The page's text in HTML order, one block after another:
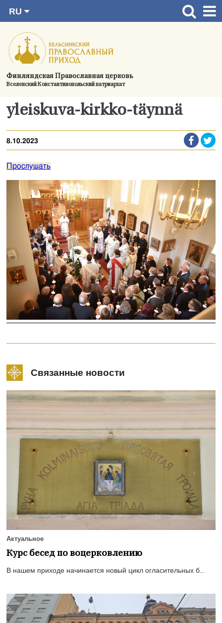
содержимому
Финляндская Православная церковь
Вселенский Константинопольский патриархат
RU
SV
EN
UA
Главная страница
Актуальное
Україна
О приходе
yleiskuva-kirkko-täynnä
8.10.2023
Прослушать
Связанные новости
Актуальное
Курс бесед по воцерковлению
В нашем приходе начинается новый цикл огласительных б...